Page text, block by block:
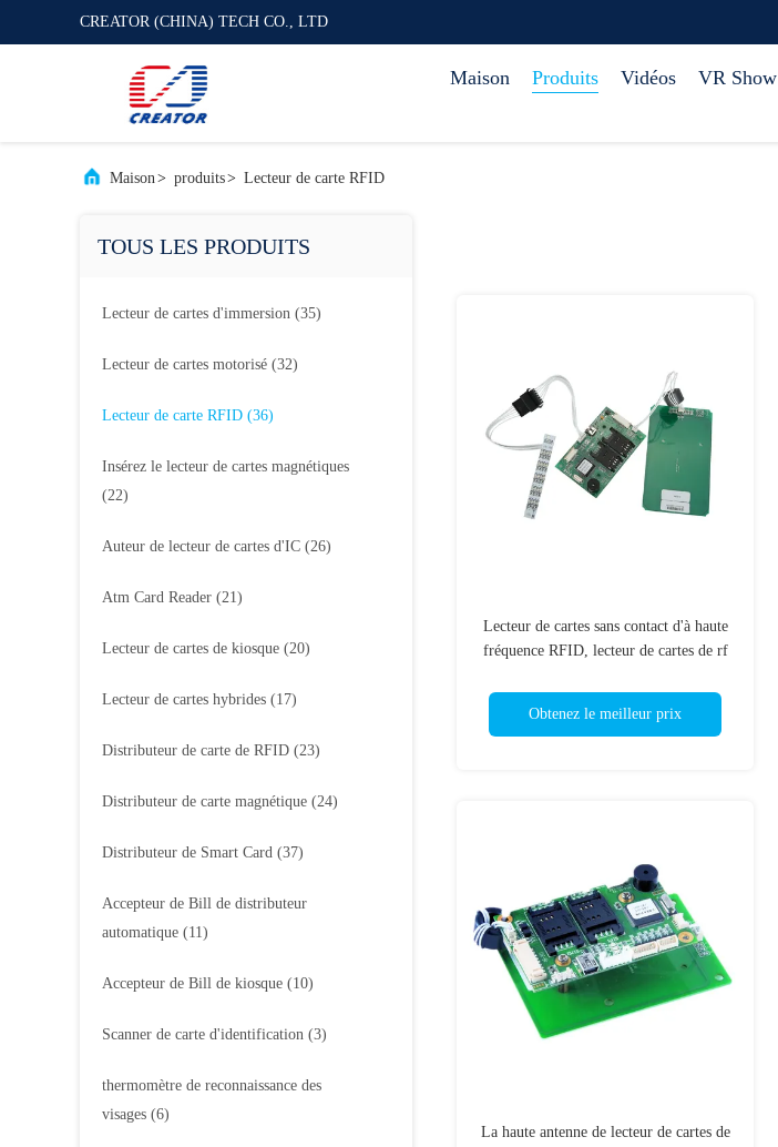
CREATOR (CHINA) TECH CO., LTD
Maison Produits Vidéos VR Show
Maison> produits> Lecteur de carte RFID
TOUS LES PRODUITS
Lecteur de cartes d'immersion (35)
Lecteur de cartes motorisé (32)
Lecteur de carte RFID (36)
Insérez le lecteur de cartes magnétiques
(22)
Auteur de lecteur de cartes d'IC (26)
Atm Card Reader (21)
Lecteur de cartes de kiosque (20)
Lecteur de cartes hybrides (17)
Distributeur de carte de RFID (23)
Distributeur de carte magnétique (24)
Distributeur de Smart Card (37)
Accepteur de Bill de distributeur
automatique (11)
Accepteur de Bill de kiosque (10)
Scanner de carte d'identification (3)
thermomètre de reconnaissance des
visages (6)
Lecteur de cartes sans contact d'à haute
fréquence RFID, lecteur de cartes de rf
Obtenez le meilleur prix
La haute antenne de lecteur de cartes de